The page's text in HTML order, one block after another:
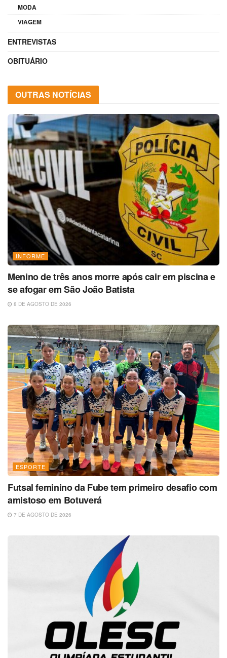
MODA
VIAGEM
ENTREVISTAS
OBITUÁRIO
OUTRAS NOTÍCIAS
INFORME
Menino de três anos morre após cair em piscina e
se afogar em São João Batista
8 DE AGOSTO DE 2026
ESPORTE
Futsal feminino da Fube tem primeiro desafio com
amistoso em Botuverá
7 DE AGOSTO DE 2026